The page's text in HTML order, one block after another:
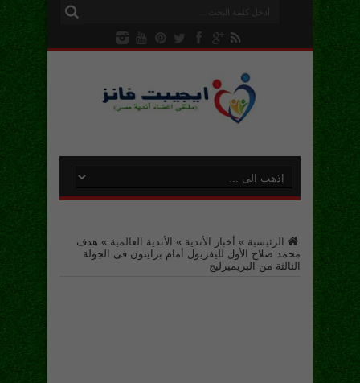
الرئيسية » أخبار الأندية » الأندية العالمية » هدف
محمد صلاح الأول لليفربول أمام برايتون فى الجولة
الثالثة من البريميرليج